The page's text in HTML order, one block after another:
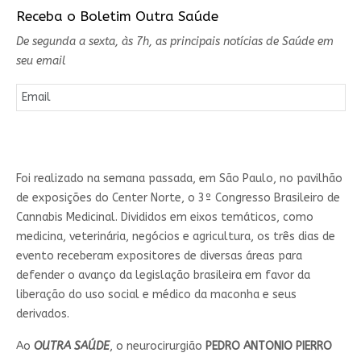
Receba o Boletim Outra Saúde
De segunda a sexta, às 7h, as principais notícias de Saúde em
seu email
Foi realizado na semana passada, em São Paulo, no pavilhão
de exposições do Center Norte, o 3º Congresso Brasileiro de
Cannabis Medicinal. Divididos em eixos temáticos, como
medicina, veterinária, negócios e agricultura, os três dias de
evento receberam expositores de diversas áreas para
defender o avanço da legislação brasileira em favor da
liberação do uso social e médico da maconha e seus
derivados.
Ao OUTRA SAÚDE, o neurocirurgião PEDRO ANTONIO PIERRO